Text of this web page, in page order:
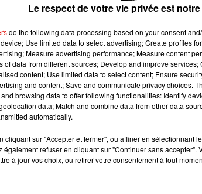
: celle des collaborations stratégiques, où
particulier pour choisir les bonnes voix au
du genre.
à l'échelle mondiale, notamment grâce àBad
qu'un simple feat. C'est une déclaration
traverse une période particulièrement
s'est définitivement installé parmi les
seule et même production, ces trois talents
dancefloors.
Le respect de votre vie privée est
do the following data processing based on your consent
Use limited data to select advertising; Create profiles
Measure advertising performance; Measure content
of data from different sources; Develop and improve
content; Use limited data to select content; Ensure
and content; Save and communicate privacy choices.
browsing data to offer following functionalities: Identify
data; Match and combine data from other data
automatically.
cliquant sur "Accepter et fermer", ou affiner en sélectionnant
également refuser en cliquant sur "Continuer sans
à jour vos choix, ou retirer votre consentement à tout